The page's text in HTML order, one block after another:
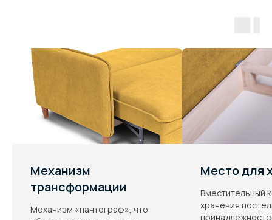
Механизм
трансформации
Механизм «пантограф», что
Место для
Вместительный
хранения
Размеры мебели